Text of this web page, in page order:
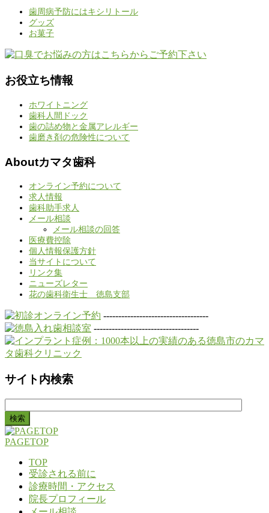
歯周病予防にはキシリトール
グッズ
お菓子
お役立ち情報
ホワイトニング
歯科人間ドック
歯の詰め物と金属アレルギー
歯磨き剤の危険性について
Aboutカマタ歯科
オンライン予約について
求人情報
歯科助手求人
メール相談
メール相談の回答
医療費控除
個人情報保護方針
当サイトについて
リンク集
ニューズレター
花の歯科衛生士 徳島支部
-----------------------------------
-----------------------------------
サイト内検索
索:
PAGETOP
TOP
受診される前に
診療時間・アクセス
院長プロフィール